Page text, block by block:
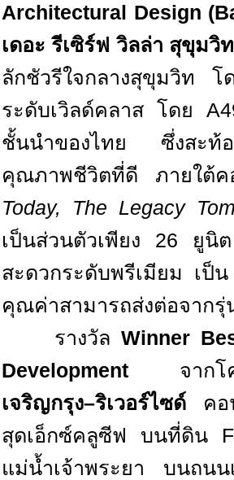
Architectural Design (
เดอะ รีเซิร์ฟ วิลล่า สุขุมวิ
ลักชัวรีใจกลางสุขุมวิท โ
ระดับเวิลด์คลาส โดย
ชั้นนำของไทย ซึ่งสะท้
คุณภาพชีวิตที่ดี ภายใต้
Today, The Legacy
เป็นส่วนตัวเพียง 26 ยู
สะดวกระดับพรีเมียม เป็
คุณค่าสามารถส่งต่อจากรุ่
รางวัล Winner
Development จา
เจริญกรุง–ริเวอร์ไซด์
ค
สุดเอ็กซ์คลูซีฟ บนที่ดิน
แม่น้ำเจ้าพระยา บนถนน